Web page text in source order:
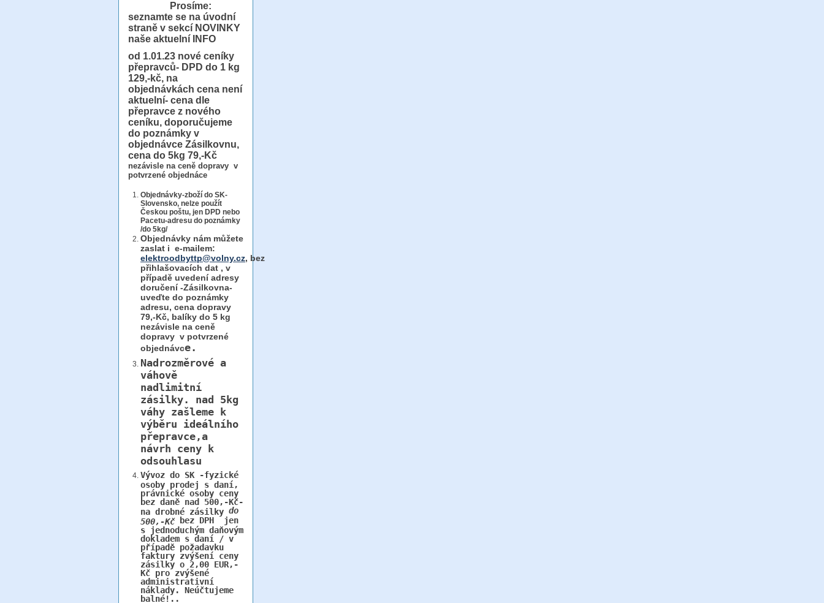
Prosíme:
seznamte se na úvodní
straně v sekcí NOVINKY
naše aktuelní INFO
od 1.01.23 nové ceníky
přepravců- DPD do 1 kg
129,-kč, na
objednávkách cena není
aktuelní- cena dle
přepravce z nového
ceníku, doporučujeme
do poznámky v
objednávce Zásilkovnu,
cena do 5kg 79,-Kč
nezávisle na ceně dopravy v
potvrzené objednáce
Objednávky-zboží do SK-
Slovensko, nelze použít
Českou poštu, jen DPD nebo
Pacetu-adresu do poznámky
/do 5kg/
Objednávky nám můžete
zaslat i e-mailem:
elektroodbyttp@volny.cz, bez
přihlašovacích dat , v
případě uvedení adresy
doručení -Zásilkovna-
uveďte do poznámky
adresu, cena dopravy
79,-Kč, balíky do 5 kg
nezávisle na ceně
dopravy v potvrzené
objednávce.
Nadrozměrové a
váhově
nadlimitní
zásilky. nad 5kg
váhy zašleme k
výběru ideálního
přepravce,a
návrh ceny k
odsouhlasu
Vývoz do SK -fyzické
osoby prodej s daní,
právnické osoby ceny
bez daně nad 500,-Kč-
na drobné zásilky do
500,-Kčbez DPH jen
s jednoduchým daňovým
dokladem s daní / v
případě požadavku
faktury zvýšení ceny
zásilky o 2,00 EUR,-
Kč pro zvýšené
administrativní
náklady. Neúčtujeme
balné!..